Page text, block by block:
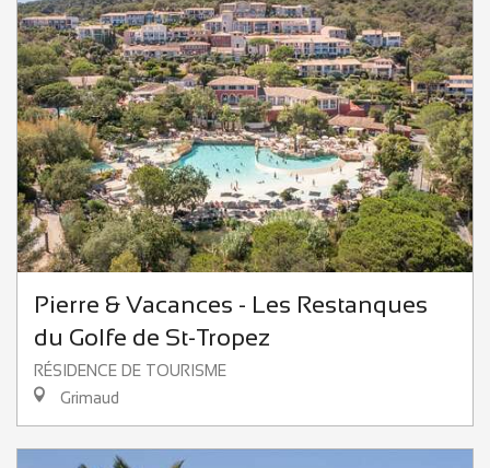
Pierre & Vacances - Les Restanques
du Golfe de St-Tropez
RÉSIDENCE DE TOURISME
Grimaud